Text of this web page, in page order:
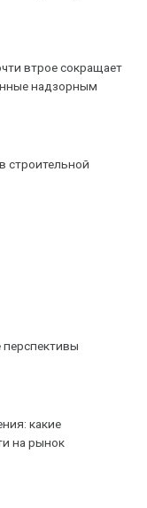
втрое сокращает
надзорным
строительной
какие
на рынок